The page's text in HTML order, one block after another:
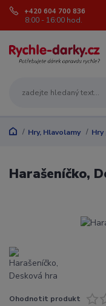
+420 604 700 836
8:00 - 16:00 hod.
Hry, Hlavolamy
Harašeníčko,
Ohodnotit produkt